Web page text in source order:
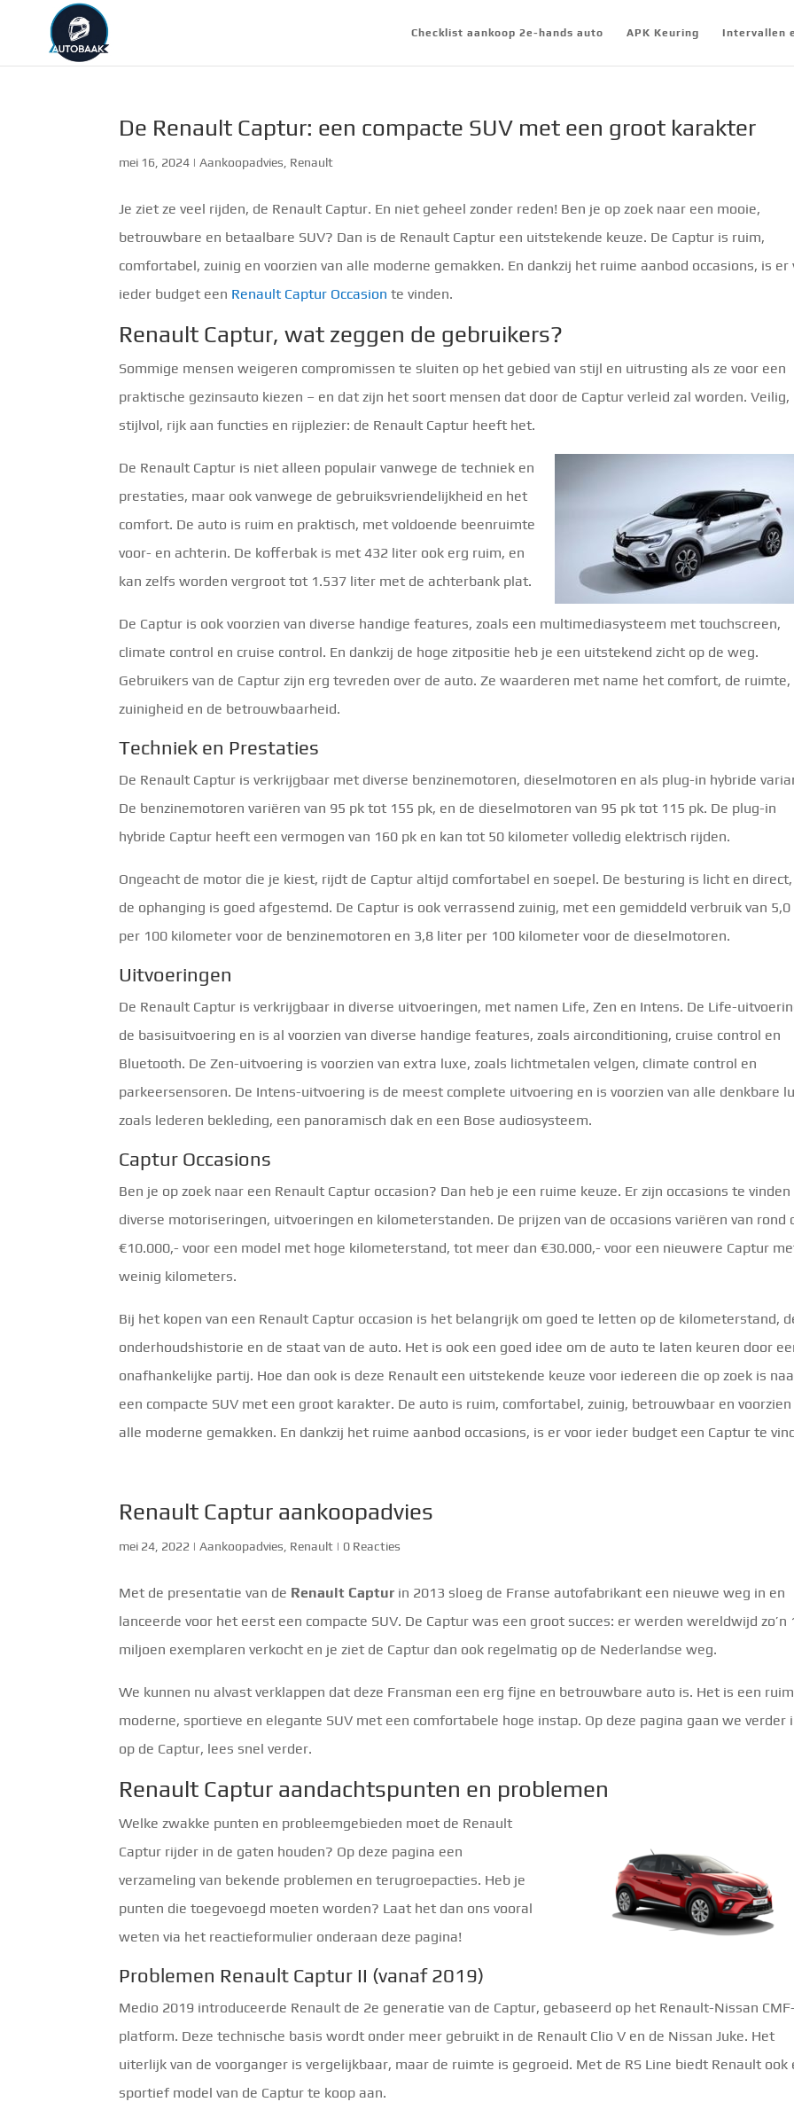
Checklist aankoop 2e-hands auto APK Keuring Intervallen
De Renault Captur: een compacte SUV met een groot karakter
mei 16, 2024 |Aankoopadvies Renault
Je ziet ze veel rijden, de Renault Captur. En niet geheel zonder reden! Ben je op zoek naar een mooie,
betrouwbare en betaalbare SUV? Dan is de Renault Captur een uitstekende keuze. De Captur is ruim,
comfortabel, zuinig en voorzien van alle moderne gemakken. En dankzij het ruime aanbod occasions, is er
ieder budget een Renault Captur Occasion te vinden.
Renault Captur, wat zeggen de gebruikers?
Sommige mensen weigeren compromissen te sluiten op het gebied van stijl en uitrusting als ze voor een
praktische gezinsauto kiezen – en dat zijn het soort mensen dat door de Captur verleid zal worden. Veilig,
stijlvol, rijk aan functies en rijplezier: de Renault Captur heeft het.
De Renault Captur is niet alleen populair vanwege de techniek en
prestaties, maar ook vanwege de gebruiksvriendelijkheid en het
comfort. De auto is ruim en praktisch, met voldoende beenruimte
voor- en achterin. De kofferbak is met 432 liter ook erg ruim, en
kan zelfs worden vergroot tot 1.537 liter met de achterbank plat.
De Captur is ook voorzien van diverse handige features, zoals een multimediasysteem met touchscreen,
climate control en cruise control. En dankzij de hoge zitpositie heb je een uitstekend zicht op de weg.
Gebruikers van de Captur zijn erg tevreden over de auto. Ze waarderen met name het comfort, de ruimte,
zuinigheid en de betrouwbaarheid.
Techniek en Prestaties
De Renault Captur is verkrijgbaar met diverse benzinemotoren, dieselmotoren en als plug-in hybride
De benzinemotoren variëren van 95 pk tot 155 pk, en de dieselmotoren van 95 pk tot 115 pk. De plug-in
hybride Captur heeft een vermogen van 160 pk en kan tot 50 kilometer volledig elektrisch rijden.
Ongeacht de motor die je kiest, rijdt de Captur altijd comfortabel en soepel. De besturing is licht en direct,
de ophanging is goed afgestemd. De Captur is ook verrassend zuinig, met een gemiddeld verbruik van
per 100 kilometer voor de benzinemotoren en 3,8 liter per 100 kilometer voor de dieselmotoren.
Uitvoeringen
De Renault Captur is verkrijgbaar in diverse uitvoeringen, met namen Life, Zen en Intens. De Life-
de basisuitvoering en is al voorzien van diverse handige features, zoals airconditioning, cruise control en
Bluetooth. De Zen-uitvoering is voorzien van extra luxe, zoals lichtmetalen velgen, climate control en
parkeersensoren. De Intens-uitvoering is de meest complete uitvoering en is voorzien van alle denkbare
zoals lederen bekleding, een panoramisch dak en een Bose audiosysteem.
Captur Occasions
Ben je op zoek naar een Renault Captur occasion? Dan heb je een ruime keuze. Er zijn occasions te
diverse motoriseringen, uitvoeringen en kilometerstanden. De prijzen van de occasions variëren van rond
€10.000,- voor een model met hoge kilometerstand, tot meer dan €30.000,- voor een nieuwere Captur
weinig kilometers.
Bij het kopen van een Renault Captur occasion is het belangrijk om goed te letten op de kilometerstand,
onderhoudshistorie en de staat van de auto. Het is ook een goed idee om de auto te laten keuren door
onafhankelijke partij. Hoe dan ook is deze Renault een uitstekende keuze voor iedereen die op zoek is
een compacte SUV met een groot karakter. De auto is ruim, comfortabel, zuinig, betrouwbaar en voorzien
alle moderne gemakken. En dankzij het ruime aanbod occasions, is er voor ieder budget een Captur te
Renault Captur aankoopadvies
mei 24, 2022 |Aankoopadvies Renault | 0 Reacties
Met de presentatie van de Renault Captur in 2013 sloeg de Franse autofabrikant een nieuwe weg in en
lanceerde voor het eerst een compacte SUV. De Captur was een groot succes: er werden wereldwijd zo’n
miljoen exemplaren verkocht en je ziet de Captur dan ook regelmatig op de Nederlandse weg.
We kunnen nu alvast verklappen dat deze Fransman een erg fijne en betrouwbare auto is. Het is een
moderne, sportieve en elegante SUV met een comfortabele hoge instap. Op deze pagina gaan we verder
op de Captur, lees snel verder.
Renault Captur aandachtspunten en problemen
Welke zwakke punten en probleemgebieden moet de Renault
Captur rijder in de gaten houden? Op deze pagina een
verzameling van bekende problemen en terugroepacties. Heb je
punten die toegevoegd moeten worden? Laat het dan ons vooral
weten via het reactieformulier onderaan deze pagina!
Problemen Renault Captur II (vanaf 2019)
Medio 2019 introduceerde Renault de 2e generatie van de Captur, gebaseerd op het Renault-Nissan
platform. Deze technische basis wordt onder meer gebruikt in de Renault Clio V en de Nissan Juke. Het
uiterlijk van de voorganger is vergelijkbaar, maar de ruimte is gegroeid. Met de RS Line biedt Renault ook
sportief model van de Captur te koop aan.